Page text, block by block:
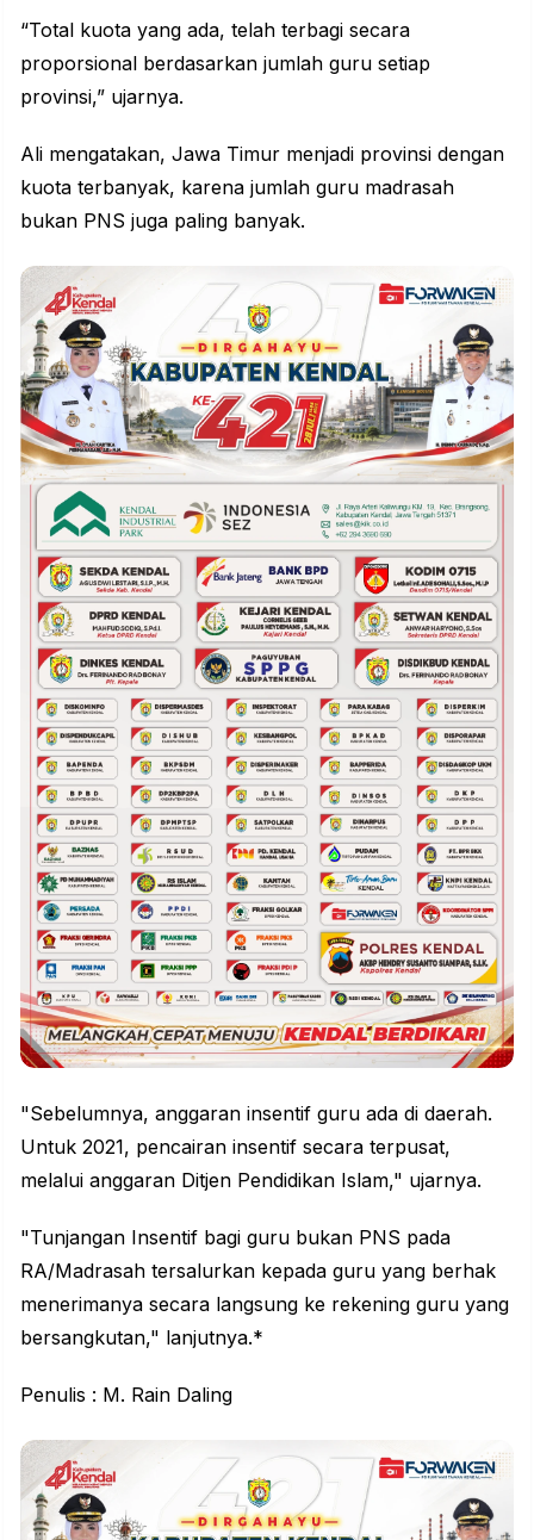
“Total kuota yang ada, telah terbagi secara
proporsional berdasarkan jumlah guru setiap
provinsi,” ujarnya.
Ali mengatakan, Jawa Timur menjadi provinsi dengan
kuota terbanyak, karena jumlah guru madrasah
bukan PNS juga paling banyak.
"Sebelumnya, anggaran insentif guru ada di daerah.
Untuk 2021, pencairan insentif secara terpusat,
melalui anggaran Ditjen Pendidikan Islam," ujarnya.
"Tunjangan Insentif bagi guru bukan PNS pada
RA/Madrasah tersalurkan kepada guru yang berhak
menerimanya secara langsung ke rekening guru yang
bersangkutan," lanjutnya.*
Penulis : M. Rain Daling